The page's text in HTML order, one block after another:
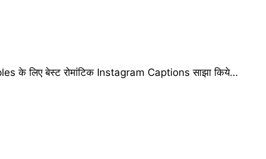
के लिए बेस्ट रोमांटिक Instagram Captions साझा किये…